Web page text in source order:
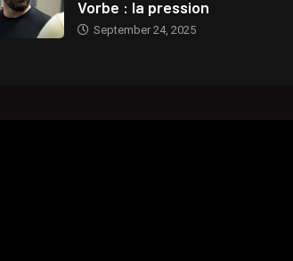
Vorbe : la pression
September 24, 2025